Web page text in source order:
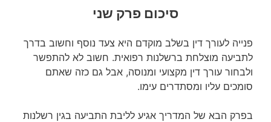
סיכום פרק שני
פנייה לעורך דין בשלב מוקדם היא צעד נוסף וחשוב בדרך
לתביעה מוצלחת ברשלנות רפואית. חשוב לא להתפשר
ולבחור עורך דין מקצועי ומנוסה, אבל גם כזה שאתם
סומכים עליו ומסתדרים עימו.
בפרק הבא של המדריך אגיע לליבת התביעה בגין רשלנות